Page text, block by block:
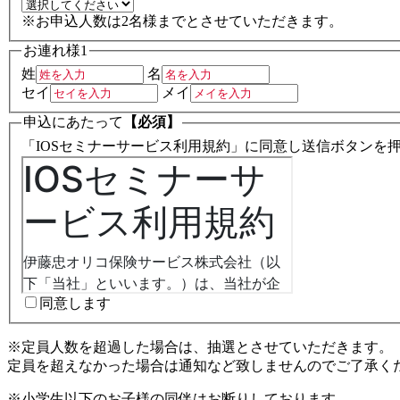
※お申込人数は2名様までとさせていただきます。
お連れ様1
姓
名
セイ
メイ
申込にあたって
【必須】
「IOSセミナーサービス利用規約」に同意し送信ボタンを
同意します
※定員人数を超過した場合は、抽選とさせていただきます。
定員を超えなかった場合は通知など致しませんのでご了承く